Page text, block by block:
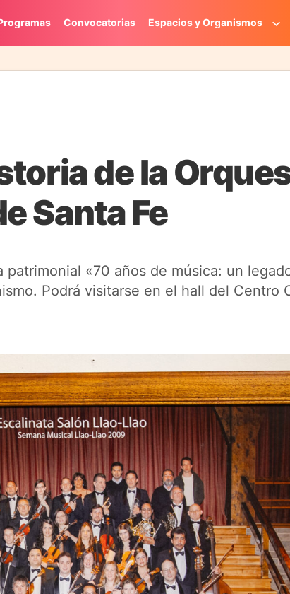
Convocatorias Espacios y Organismos
de la
Santa Fe
«70 años de música: un
Podrá visitarse en el hall del Centro